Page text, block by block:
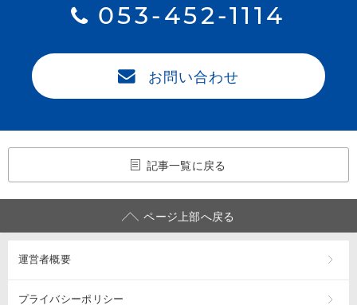
053-452-1114
お問い合わせ
記事一覧に戻る
ページ上部へ戻る
運営者概要
プライバシーポリシー